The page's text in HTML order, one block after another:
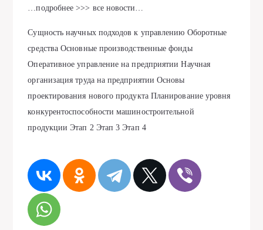
…подробнее >>> все новости…
Сущность научных подходов к управлению Оборотные
средства Основные производственные фонды
Оперативное управление на предприятии Научная
организация труда на предприятии Основы
проектирования нового продукта Планирование уровня
конкурентоспособности машиностроительной
продукции Этап 2 Этап 3 Этап 4